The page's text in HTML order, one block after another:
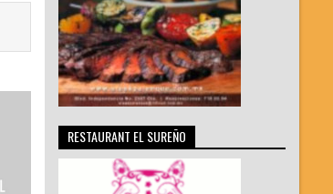
RESTAURANT EL SUREÑO